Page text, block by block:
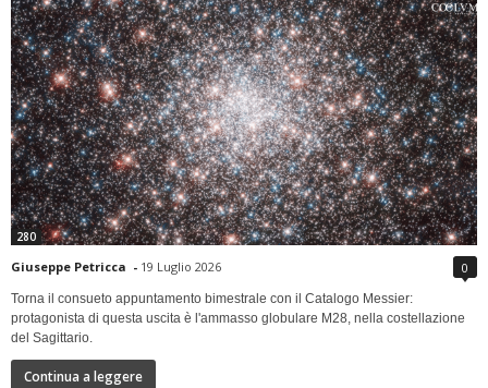
280
Giuseppe Petricca - 19 Luglio 2026 0
Torna il consueto appuntamento bimestrale con il Catalogo Messier:
protagonista di questa uscita è l'ammasso globulare M28, nella costellazione
del Sagittario.
Continua a leggere